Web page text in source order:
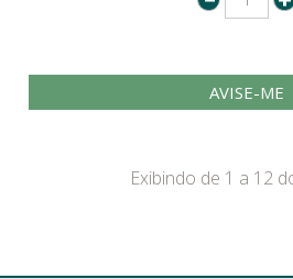
AVISE-ME
Exibindo de 1 a 12